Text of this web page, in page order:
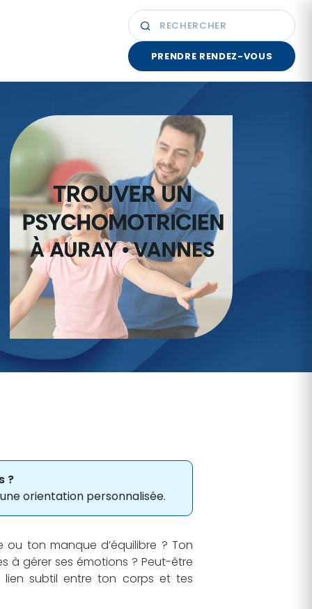
PRENDRE RENDEZ-VOUS
?
orientation personnalisée.
ton manque d’équilibre ? Ton
à gérer ses émotions ? Peut-être
subtil entre ton corps et tes